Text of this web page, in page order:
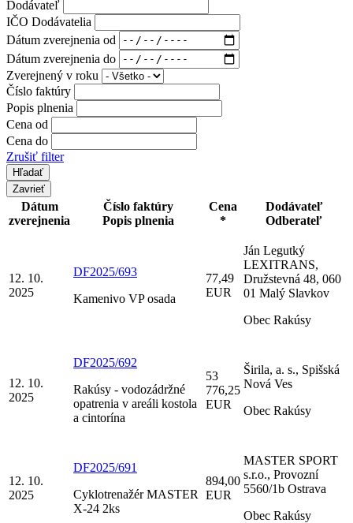
Dodávateľ
IČO Dodávatelia
Dátum zverejnenia od
Dátum zverejnenia do
Zverejnený v roku
Číslo faktúry
Popis plnenia
Cena od
Cena do
Zrušiť filter
Zavrieť
Dátum
zverejnenia
Číslo faktúry
Popis plnenia
Cena
*
Dodávateľ
Odberateľ
12. 10.
2025
DF2025/693
Kamenivo VP osada
77,49
EUR
Ján Legutký
LEXITRANS,
Družstevná 48, 060
01 Malý Slavkov
Obec Rakúsy
12. 10.
2025
DF2025/692
Rakúsy - vodozádržné
opatrenia v areáli kostola
a cintorína
53
776,25
EUR
Širila, a. s., Spišská
Nová Ves
Obec Rakúsy
12. 10.
2025
DF2025/691
Cyklotrenažér MASTER
X-24 2ks
894,00
EUR
MASTER SPORT
s.r.o., Provozní
5560/1b Ostrava
Obec Rakúsy